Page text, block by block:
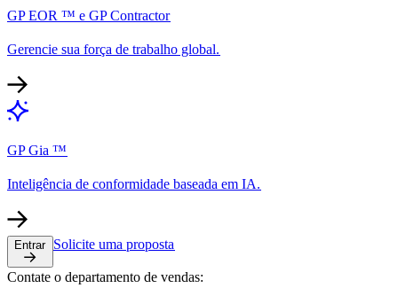
GP EOR ™ e GP Contractor​​
Gerencie sua força de trabalho global.​​
GP Gia ™​​
Inteligência de conformidade baseada em IA.​​
Entrar​​ Solicite uma proposta​​
Contate o departamento de vendas:​​